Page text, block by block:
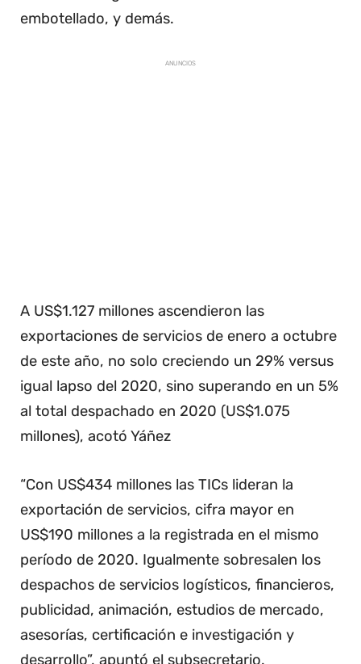
embotellado, y demás.
ANUNCIOS
A US$1.127 millones ascendieron las
exportaciones de servicios de enero a octubre
de este año, no solo creciendo un 29% versus
igual lapso del 2020, sino superando en un 5%
al total despachado en 2020 (US$1.075
millones), acotó Yáñez
“Con US$434 millones las TICs lideran la
exportación de servicios, cifra mayor en
US$190 millones a la registrada en el mismo
período de 2020. Igualmente sobresalen los
despachos de servicios logísticos, financieros,
publicidad, animación, estudios de mercado,
asesorías, certificación e investigación y
desarrollo”, apuntó el subsecretario.